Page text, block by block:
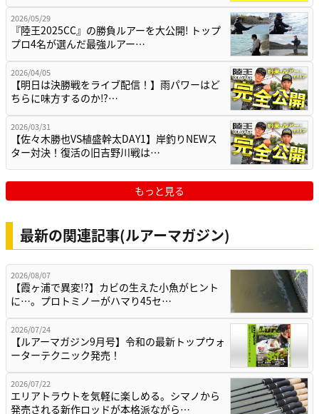
2026/05/29
『陸王2025CC』の勝負ルアーを大公開! トップ
プロ4名が選んだ最強ルアー…
2026/04/05
【明日は決勝戦をライブ配信！】雨パワーはど
ちらに味方するのか⁉…
2026/03/31
【佐々木勝也VS植盛幹太DAY1】岸釣りNEWス
ター対決！復活の旧吉野川戦は…
もっと見る
最新の関連記事(ルアーマガジン)
2026/08/07
【霞ヶ浦で異変!?】カビの生えた小魚がヒント
に…。プロトミノーがハマり45セ…
2026/07/24
【ルアーマガジン9月号】令和の最新トップウォ
ーターテクニック発売！
2026/07/22
エリアトラウトを気軽に楽しめる。シマノから
発売される新作ロッドが本格派ながら…